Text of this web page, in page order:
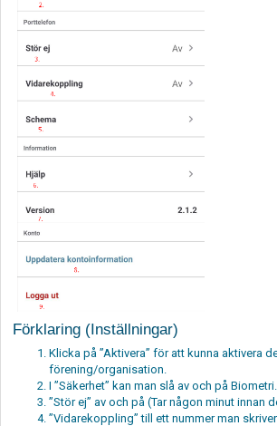
Förklaring (Inställningar)
Klicka på ”Aktivera” för att kunna aktivera
förening/organisation.
I ”Säkerhet” kan man slå av och på Biometri.
”Stör ej” av och på (Tar någon minut innan
”Vidarekoppling” till ett nummer man skriver